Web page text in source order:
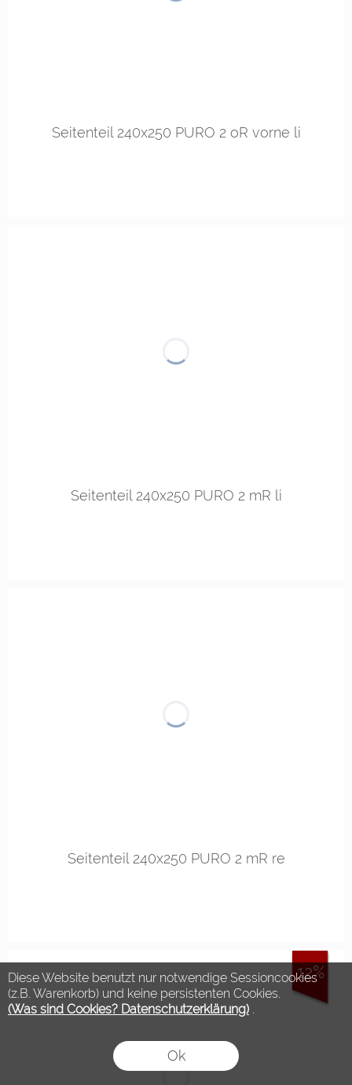
Diese Website benutzt nur notwendige Sessioncookies
(z.B. Warenkorb) und keine persistenten Cookies.
(Was sind Cookies? Datenschutzerklärung) .
Ok
Seitenteil 240x250 PURO 2 oR vorne li
Seitenteil 240x250 PURO 2 mR li
Seitenteil 240x250 PURO 2 mR re
12%